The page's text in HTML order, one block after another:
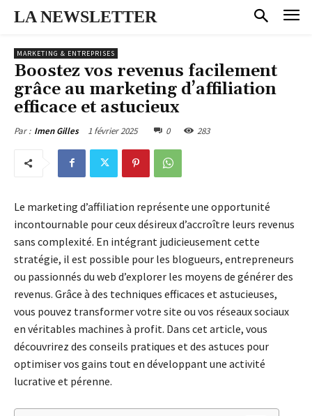
LA NEWSLETTER
MARKETING & ENTREPRISES
Boostez vos revenus facilement
grâce au marketing d’affiliation
efficace et astucieux
Par : Imen Gilles 1 février 2025 0 283
Le marketing d’affiliation représente une opportunité
incontournable pour ceux désireux d’accroître leurs revenus
sans complexité. En intégrant judicieusement cette
stratégie, il est possible pour les blogueurs, entrepreneurs
ou passionnés du web d’explorer les moyens de générer des
revenus. Grâce à des techniques efficaces et astucieuses,
vous pouvez transformer votre site ou vos réseaux sociaux
en véritables machines à profit. Dans cet article, vous
découvrirez des conseils pratiques et des astuces pour
optimiser vos gains tout en développant une activité
lucrative et pérenne.